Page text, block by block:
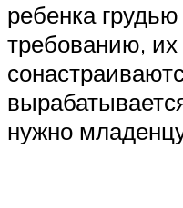
ребенка
требованию,
нужно